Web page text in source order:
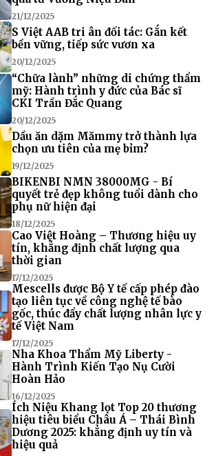
21/12/2025
S Việt AAB tri ân đối tác: Gắn kết
bền vững, tiếp sức vươn xa
20/12/2025
“Chữa lành” những di chứng thẩm
mỹ: Hành trình y đức của Bác sĩ
CKI Trần Đắc Quang
20/12/2025
Dầu ăn dặm Mămmy trở thành lựa
chọn ưu tiên của mẹ bỉm?
19/12/2025
BIKENBI NMN 38000MG - Bí
quyết trẻ đẹp không tuổi dành cho
phụ nữ hiện đại
18/12/2025
Cao Việt Hoàng – Thương hiệu uy
tín, khẳng định chất lượng qua
thời gian
17/12/2025
Mescells được Bộ Y tế cấp phép đào
tạo liên tục về công nghệ tế bào
gốc, thúc đẩy chất lượng nhân lực y
tế Việt Nam
17/12/2025
Nha Khoa Thẩm Mỹ Liberty -
Hành Trình Kiến Tạo Nụ Cười
Hoàn Hảo
16/12/2025
Ích Niệu Khang lọt Top 20 thương
hiệu tiêu biểu Châu Á – Thái Bình
Dương 2025: khẳng định uy tín và
hiệu quả